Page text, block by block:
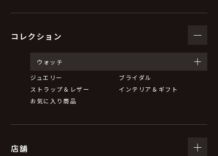
コレクション
ウォッチ
ジュエリー
ブライダル
ストラップ＆レザー
インテリア＆ギフト
お気に入り商品
店舗